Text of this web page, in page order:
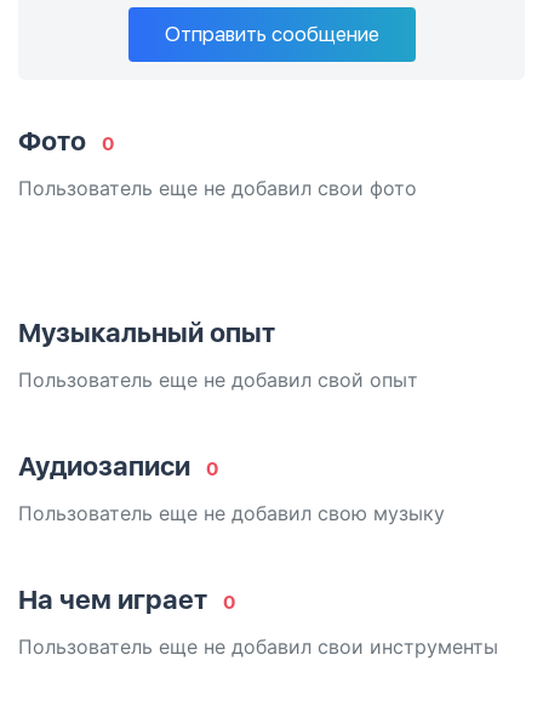
Отправить сообщение
Фото 0
Пользователь еще не добавил свои фото
Музыкальный опыт
Пользователь еще не добавил свой опыт
Аудиозаписи 0
Пользователь еще не добавил свою музыку
На чем играет 0
Пользователь еще не добавил свои инструменты